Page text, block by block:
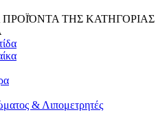
ΤΗΣ ΚΑΤΗΓΟΡΙΑΣ
& Λιπομετρητές